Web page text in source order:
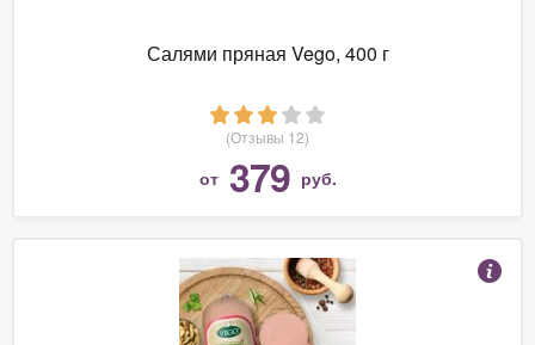
Салями пряная Vego, 400 г
(Отзывы 12)
от 379 руб.